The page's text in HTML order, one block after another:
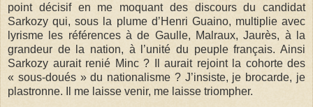
point décisif en me moquant des discours du candidat
Sarkozy qui, sous la plume d’Henri Guaino, multiplie avec
lyrisme les références à de Gaulle, Malraux, Jaurès, à la
grandeur de la nation, à l’unité du peuple français. Ainsi
Sarkozy aurait renié Minc ? Il aurait rejoint la cohorte des
« sous-doués » du nationalisme ? J’insiste, je brocarde, je
plastronne. Il me laisse venir, me laisse triompher.